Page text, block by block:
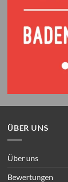
ÜBER UNS
Über uns
Bewertungen